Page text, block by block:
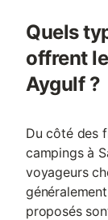
Quels
offrent
Aygulf ?
Du côté des
campings à
voyageurs
proposés